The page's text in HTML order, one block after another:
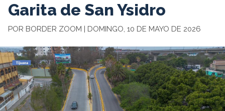
Garita de San Ysidro
POR BORDER ZOOM | DOMINGO, 10 DE MAYO DE 2026